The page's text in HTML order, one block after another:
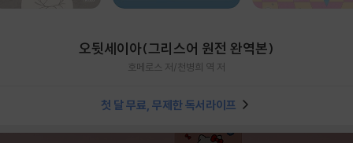
오뒷세이아(그리스어 원전 완역본)
호메로스 저/천병희 역 저
첫 달 무료, 무제한 독서라이프